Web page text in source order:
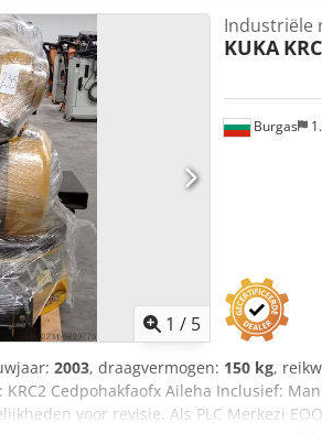
1 / 5
Burgas
Industriële
KUKA
2003, draagvermogen: 150 kg,
Cedpohakfaofx Aileha Inclusief:
voor revisie. Als PLC Merkezi